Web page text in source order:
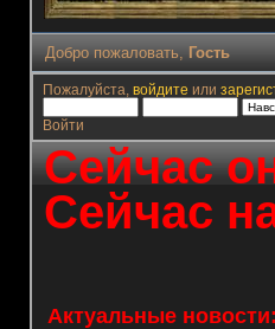
Добро пожаловать, Гость
Пожалуйста, войдите или
Войти
Сейчас
Сейчас
Актуальные новости: